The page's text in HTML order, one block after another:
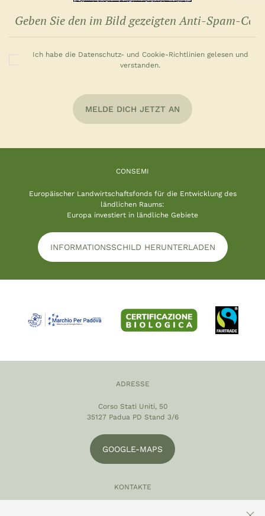
Ich habe die Datenschutz- und Cookie-Richtlinien gelesen und
verstanden.
MELDE DICH JETZT AN
CONSEMI
Europäischer Landwirtschaftsfonds für die Entwicklung des
ländlichen Raums:
Europa investiert in ländliche Gebiete
INFORMATIONSSCHILD HERUNTERLADEN
ADRESSE
Corso Stati Uniti, 50
35127 Padua PD Stand 3/6
GOOGLE-MAPS
KONTAKTE